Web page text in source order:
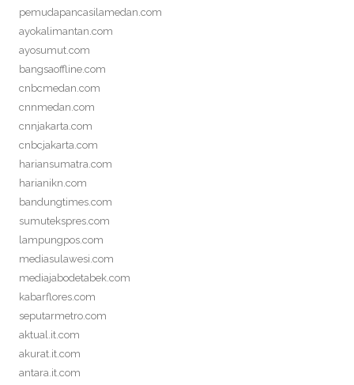
pemudapancasilamedan.com
ayokalimantan.com
ayosumut.com
bangsaoffline.com
cnbcmedan.com
cnnmedan.com
cnnjakarta.com
cnbcjakarta.com
hariansumatra.com
harianikn.com
bandungtimes.com
sumutekspres.com
lampungpos.com
mediasulawesi.com
mediajabodetabek.com
kabarflores.com
seputarmetro.com
aktual.it.com
akurat.it.com
antara.it.com